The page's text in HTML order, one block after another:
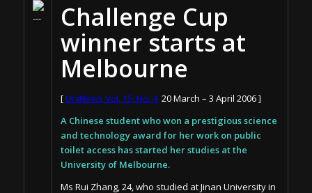
Challenge Cup
winner starts at
Melbourne
[UniNews Vol. 15, No. 420 March – 3 April 2006 ]
A Chinese student who won a prestigious science
and technology award for her work on public
toilet access has started her studies at the
University of Melbourne.
Ms Rui Zhang, 24, who studied at Jinan University in